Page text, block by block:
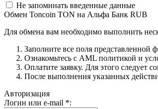
Не запоминать введенные данные
Обмен Toncoin TON на Альфа Банк RUB
Для обмена вам необходимо выполнить
Заполните все поля представленной
Ознакомьтесь с AML политикой и
Оплатите заявку. Для этого следует
После выполнения указанных
Авторизация
Логин или e-mail *: